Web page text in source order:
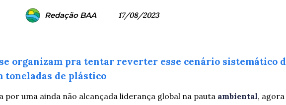
Redação BAA 17/08/2023
organizam pra tentar reverter esse cenário sistemático
toneladas de plástico
por uma ainda não alcançada liderança global na pauta ambiental,